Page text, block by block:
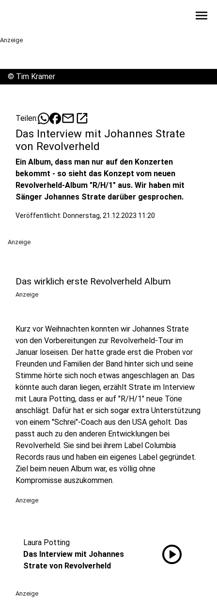
menu
Anzeige
© Tim Kramer
Teilen: mailopen_in_new
Das Interview mit Johannes Strate
von Revolverheld
Ein Album, dass man nur auf den Konzerten
bekommt - so sieht das Konzept vom neuen
Revolverheld-Album "R/H/1" aus. Wir haben mit
Sänger Johannes Strate darüber gesprochen.
Veröffentlicht: Donnerstag, 21.12.2023 11:20
Anzeige
Das wirklich erste Revolverheld Album
Anzeige
Kurz vor Weihnachten konnten wir Johannes Strate
von den Vorbereitungen zur Revolverheld-Tour im
Januar loseisen. Der hatte grade erst die Proben vor
Freunden und Familien der Band hinter sich und seine
Stimme hörte sich noch etwas angeschlagen an. Das
könnte auch daran liegen, erzählt Strate im Interview
mit Laura Potting, dass er auf "R/H/1" neue Töne
anschlägt. Dafür hat er sich sogar extra Unterstützung
von einem "Schrei"-Coach aus den USA geholt. Das
passt auch zu den anderen Entwicklungen bei
Revolverheld. Sie sind bei ihrem Label Columbia
Records raus und haben ein eigenes Label gegründet.
Ziel beim neuen Album war, es völlig ohne
Kompromisse auszukommen.
Anzeige
Laura Potting
Das Interview mit Johannes
Strate von Revolverheld
play_circle
Anzeige